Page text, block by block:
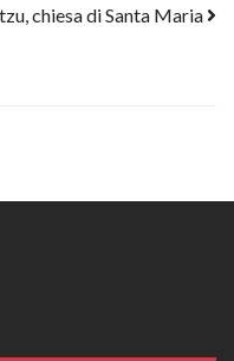
chiesa di Santa Maria